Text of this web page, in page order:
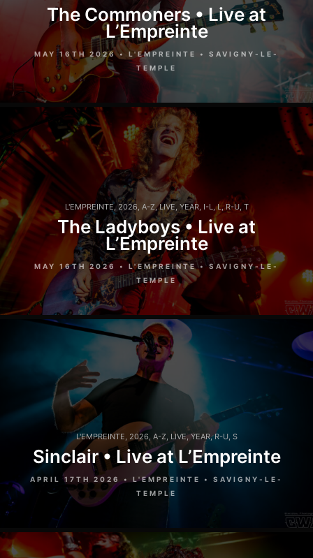
The Commoners • Live at
L’Empreinte
MAY 16TH 2026 • L'EMPREINTE • SAVIGNY-LE-
TEMPLE
L'EMPREINTE, 2026, A-Z,LIVE, YEAR, I-L,L,R-U, T
The Ladyboys • Live at
L’Empreinte
MAY 16TH 2026 • L'EMPREINTE • SAVIGNY-LE-
TEMPLE
L'EMPREINTE, 2026, A-Z, LIVE,YEAR,R-U, S
Sinclair • Live at L’Empreinte
APRIL 17TH 2026 • L'EMPREINTE • SAVIGNY-LE-
TEMPLE